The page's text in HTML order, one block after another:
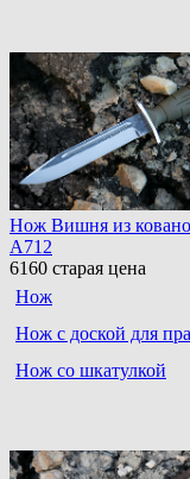
Нож Вишня из
A712
6160 старая цена
Нож
Нож с доской для
Нож со шкатулкой